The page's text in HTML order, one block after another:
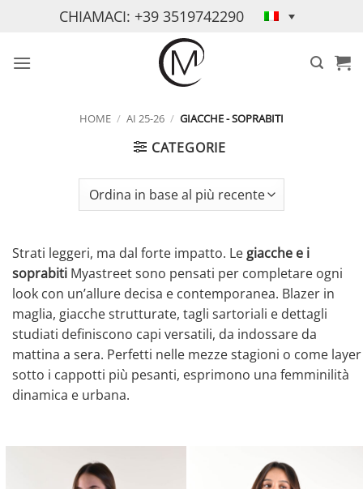
CHIAMACI: +39 3519742290
HOME / AI 25-26 / GIACCHE - SOPRABITI
CATEGORIE
Strati leggeri, ma dal forte impatto. Le giacche e i
soprabiti Myastreet sono pensati per completare ogni
look con un’allure decisa e contemporanea. Blazer in
maglia, giacche strutturate, tagli sartoriali e dettagli
studiati definiscono capi versatili, da indossare da
mattina a sera. Perfetti nelle mezze stagioni o come layer
sotto i cappotti più pesanti, esprimono una femminilità
dinamica e urbana.